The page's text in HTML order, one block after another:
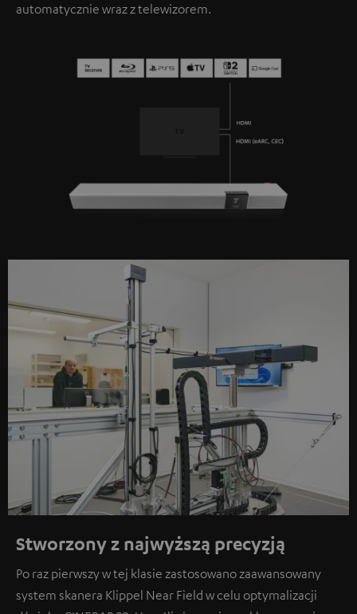
automatycznie wraz z telewizorem.
Stworzony z najwyższą precyzją
Po raz pierwszy w tej klasie zastosowano zaawansowany
system skanera Klippel Near Field w celu optymalizacji